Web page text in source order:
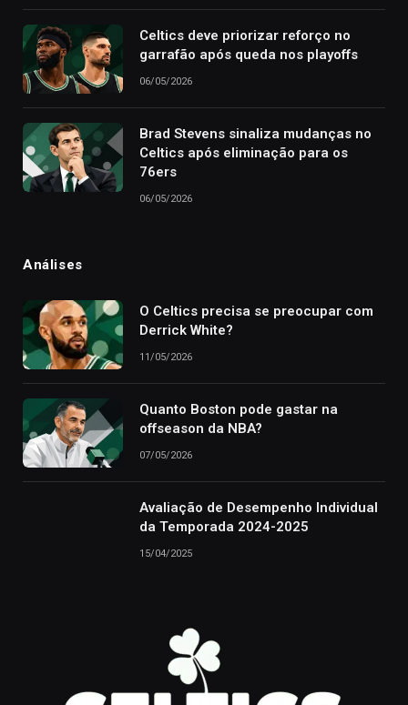
Celtics deve priorizar reforço no
garrafão após queda nos playoffs
06/05/2026
Brad Stevens sinaliza mudanças no
Celtics após eliminação para os
76ers
06/05/2026
Análises
O Celtics precisa se preocupar com
Derrick White?
11/05/2026
Quanto Boston pode gastar na
offseason da NBA?
07/05/2026
Avaliação de Desempenho Individual
da Temporada 2024-2025
15/04/2025